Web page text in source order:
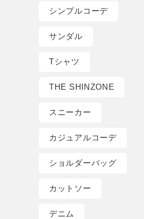
シンプルコーデ
サンダル
Tシャツ
THE SHINZONE
スニーカー
カジュアルコーデ
ショルダーバッグ
カットソー
デニム